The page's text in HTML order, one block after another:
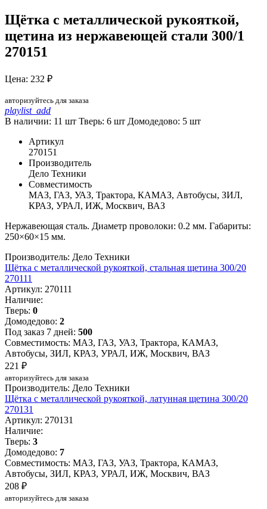
Щётка с металлической рукояткой,
щетина из нержавеющей стали 300/1
270151
Цена: 232 ₽
авторизуйтесь для заказа
playlist_add
В наличии: 11 шт Тверь: 6 шт Домодедово: 5 шт
Артикул
270151
Производитель
Дело Техники
Совместимость
МАЗ, ГАЗ, УАЗ, Трактора, КАМАЗ, Автобусы, ЗИЛ,
КРАЗ, УРАЛ, ИЖ, Москвич, ВАЗ
Нержавеющая сталь. Диаметр проволоки: 0.2 мм. Габариты:
250×60×15 мм.
Производитель: Дело Техники
Щётка с металлической рукояткой, стальная щетина 300/20
270111
Артикул: 270111
Наличие:
Тверь: 0
Домодедово: 2
Под заказ 7 дней: 500
Совместимость: МАЗ, ГАЗ, УАЗ, Трактора, КАМАЗ,
Автобусы, ЗИЛ, КРАЗ, УРАЛ, ИЖ, Москвич, ВАЗ
221 ₽
авторизуйтесь для заказа
Производитель: Дело Техники
Щётка с металлической рукояткой, латунная щетина 300/20
270131
Артикул: 270131
Наличие:
Тверь: 3
Домодедово: 7
Совместимость: МАЗ, ГАЗ, УАЗ, Трактора, КАМАЗ,
Автобусы, ЗИЛ, КРАЗ, УРАЛ, ИЖ, Москвич, ВАЗ
208 ₽
авторизуйтесь для заказа